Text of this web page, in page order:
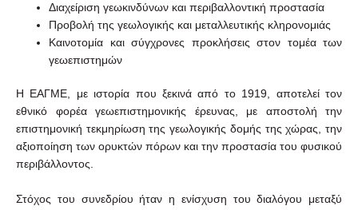
Διαχείριση γεωκινδύνων και περιβαλλοντική προστασία
Προβολή της γεωλογικής και μεταλλευτικής κληρονομιάς
Καινοτομία και σύγχρονες προκλήσεις στον τομέα των
γεωεπιστημών
Η ΕΑΓΜΕ, με ιστορία που ξεκινά από το 1919, αποτελεί τον
εθνικό φορέα γεωεπιστημονικής έρευνας, με αποστολή την
επιστημονική τεκμηρίωση της γεωλογικής δομής της χώρας, την
αξιοποίηση των ορυκτών πόρων και την προστασία του φυσικού
περιβάλλοντος.
Στόχος του συνεδρίου ήταν η ενίσχυση του διαλόγου μεταξύ